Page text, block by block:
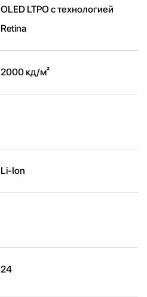
OLED LTPO с технологией
Retina
2000 кд/ м²
Li-Ion
24